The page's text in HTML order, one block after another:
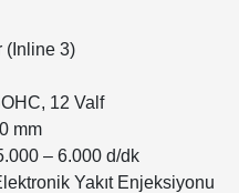
(Inline 3)
12 Valf
mm
– 6.000 d/dk
Yakıt Enjeksiyonu